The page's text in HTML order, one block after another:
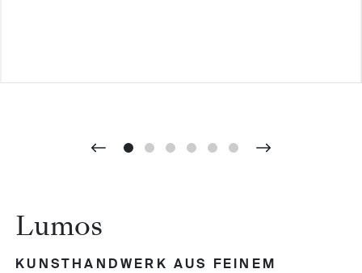
Lumos
KUNSTHANDWERK AUS FEINEM